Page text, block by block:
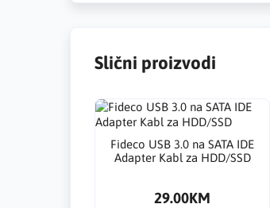
Slični proizvodi
Fideco USB 3.0 na SATA IDE
Adapter Kabl za HDD/SSD
29.00KM